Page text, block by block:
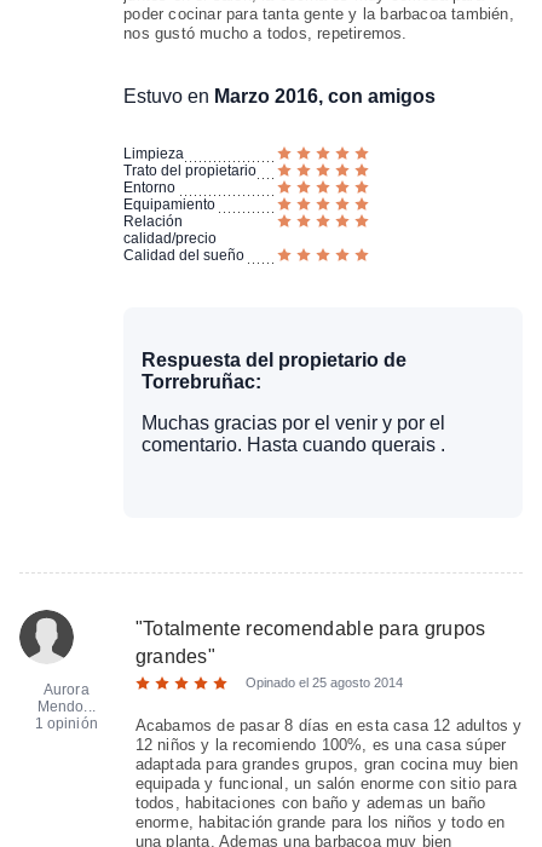
poder cocinar para tanta gente y la barbacoa también,
nos gustó mucho a todos, repetiremos.
Estuvo en Marzo 2016, con amigos
Limpieza
Trato del propietario
Entorno
Equipamiento
Relación
calidad/precio
Calidad del sueño
Respuesta del propietario de
Torrebruñac:
Muchas gracias por el venir y por el
comentario. Hasta cuando querais .
Aurora
Mendo...
1 opinión
"Totalmente recomendable para grupos
grandes"
Opinado el 25 agosto 2014
Acabamos de pasar 8 días en esta casa 12 adultos y
12 niños y la recomiendo 100%, es una casa súper
adaptada para grandes grupos, gran cocina muy bien
equipada y funcional, un salón enorme con sitio para
todos, habitaciones con baño y ademas un baño
enorme, habitación grande para los niños y todo en
una planta. Ademas una barbacoa muy bien